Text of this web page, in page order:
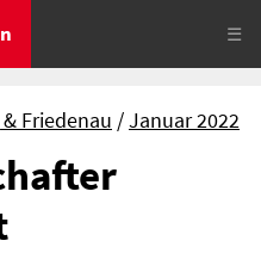
☰
Friedenau Januar 2022